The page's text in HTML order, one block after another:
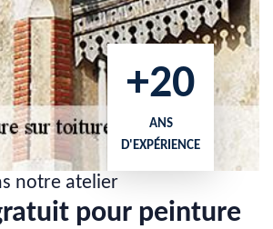
+20
ANS
D'EXPÉRIENCE
notre atelier
pour peinture